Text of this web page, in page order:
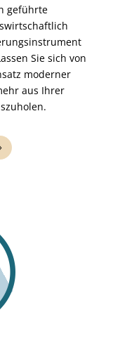
geführte
Sie sich von
moderner
aus Ihrer